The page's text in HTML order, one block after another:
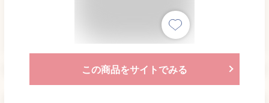
この商品をサイトでみる